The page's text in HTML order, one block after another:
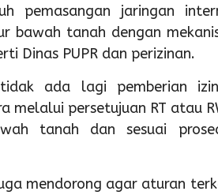
pemasangan jaringan
bawah tanah dengan
Dinas PUPR dan perizinan.
ada lagi pemberian
melalui persetujuan RT atau
tanah dan sesuai
mendorong agar aturan